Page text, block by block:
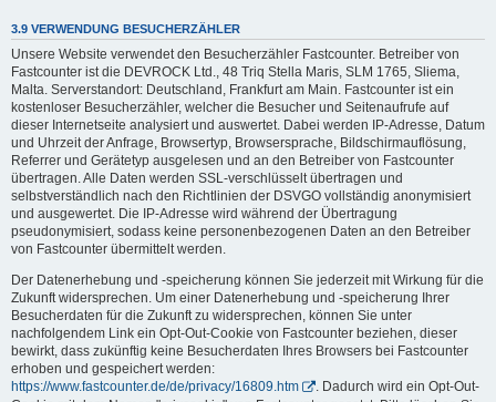
3.9 VERWENDUNG BESUCHERZÄHLER
Unsere Website verwendet den Besucherzähler Fastcounter. Betreiber von
Fastcounter ist die DEVROCK Ltd., 48 Triq Stella Maris, SLM 1765, Sliema,
Malta. Serverstandort: Deutschland, Frankfurt am Main. Fastcounter ist ein
kostenloser Besucherzähler, welcher die Besucher und Seitenaufrufe auf
dieser Internetseite analysiert und auswertet. Dabei werden IP-Adresse, Datum
und Uhrzeit der Anfrage, Browsertyp, Browsersprache, Bildschirmauflösung,
Referrer und Gerätetyp ausgelesen und an den Betreiber von Fastcounter
übertragen. Alle Daten werden SSL-verschlüsselt übertragen und
selbstverständlich nach den Richtlinien der DSVGO vollständig anonymisiert
und ausgewertet. Die IP-Adresse wird während der Übertragung
pseudonymisiert, sodass keine personenbezogenen Daten an den Betreiber
von Fastcounter übermittelt werden.
Der Datenerhebung und -speicherung können Sie jederzeit mit Wirkung für die
Zukunft widersprechen. Um einer Datenerhebung und -speicherung Ihrer
Besucherdaten für die Zukunft zu widersprechen, können Sie unter
nachfolgendem Link ein Opt-Out-Cookie von Fastcounter beziehen, dieser
bewirkt, dass zukünftig keine Besucherdaten Ihres Browsers bei Fastcounter
erhoben und gespeichert werden:
https://www.fastcounter.de/de/privacy/16809.htm
. Dadurch wird ein Opt-Out-